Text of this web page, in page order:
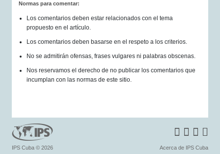
Normas para comentar:
Los comentarios deben estar relacionados con el tema
propuesto en el artículo.
Los comentarios deben basarse en el respeto a los criterios.
No se admitirán ofensas, frases vulgares ni palabras obscenas.
Nos reservamos el derecho de no publicar los comentarios que
incumplan con las normas de este sitio.
IPS Cuba © 2026
Acerca de IPS Cuba